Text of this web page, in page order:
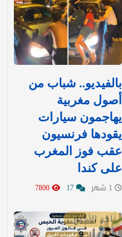
بالفيديو.. شباب من
أصول مغربية
يهاجمون سيارات
يقودها فرنسيون
عقب فوز المغرب
على كندا
آخر الأخبار